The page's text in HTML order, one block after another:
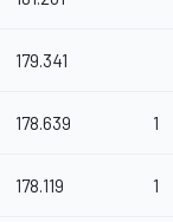
179.341
178.639 1
178.119 1